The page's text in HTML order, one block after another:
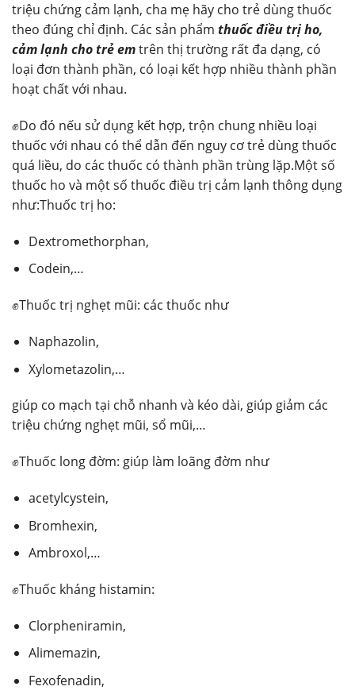
triệu chứng cảm lạnh, cha mẹ hãy cho trẻ dùng thuốc
theo đúng chỉ định. Các sản phẩm thuốc điều trị ho,
cảm lạnh cho trẻ emtrên thị trường rất đa dạng, có
loại đơn thành phần, có loại kết hợp nhiều thành phần
hoạt chất với nhau.
✊Do đó nếu sử dụng kết hợp, trộn chung nhiều loại
thuốc với nhau có thể dẫn đến nguy cơ trẻ dùng thuốc
quá liều, do các thuốc có thành phần trùng lặp.Một số
thuốc ho và một số thuốc điều trị cảm lạnh thông dụng
như:Thuốc trị ho:
Dextromethorphan,
Codein,…
✊Thuốc trị nghẹt mũi: các thuốc như
Naphazolin,
Xylometazolin,…
giúp co mạch tại chỗ nhanh và kéo dài, giúp giảm các
triệu chứng nghẹt mũi, sổ mũi,…
✊Thuốc long đờm: giúp làm loãng đờm như
acetylcystein,
Bromhexin,
Ambroxol,…
✊Thuốc kháng histamin:
Clorpheniramin,
Alimemazin,
Fexofenadin,